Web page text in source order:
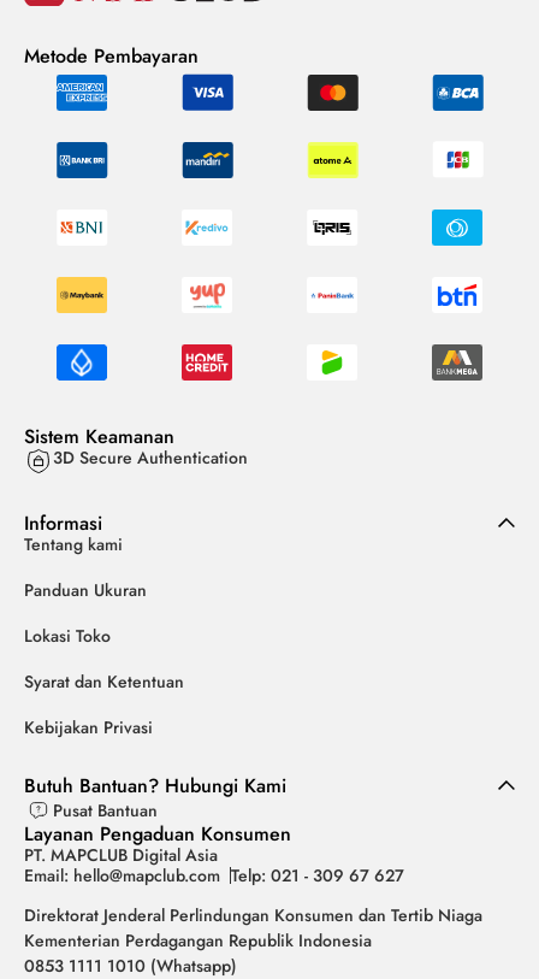
Metode Pembayaran
Sistem Keamanan
3D Secure Authentication
Informasi
Tentang kami
Panduan Ukuran
Lokasi Toko
Syarat dan Ketentuan
Kebijakan Privasi
Butuh Bantuan? Hubungi Kami
Pusat Bantuan
Layanan Pengaduan Konsumen
PT. MAPCLUB Digital Asia
Email: hello@mapclub.com Telp: 021 - 309 67 627
Direktorat Jenderal Perlindungan Konsumen dan Tertib Niaga
Kementerian Perdagangan Republik Indonesia
0853 1111 1010 (Whatsapp)